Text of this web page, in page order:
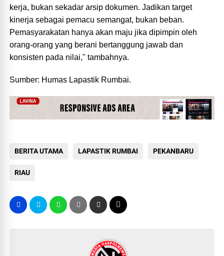
kerja, bukan sekadar arsip dokumen. Jadikan target
kinerja sebagai pemacu semangat, bukan beban.
Pemasyarakatan hanya akan maju jika dipimpin oleh
orang-orang yang berani bertanggung jawab dan
konsisten pada nilai," tambahnya.
Sumber: Humas Lapastik Rumbai.
BERITA UTAMA LAPASTIK RUMBAI PEKANBARU
RIAU